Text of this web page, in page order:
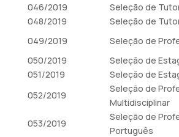
046/2019
Seleção de
048/2019
Seleção de
049/2019
Seleção de
050/2019
Seleção de
051/2019
Seleção de
052/2019
Seleção de
Multidisciplinar
053/2019
Seleção de
Português